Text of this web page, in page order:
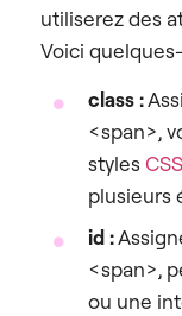
utiliserez des
Voici
class :
<span>,
stylesCSS
plusieurs
id :
<span>,
ou une